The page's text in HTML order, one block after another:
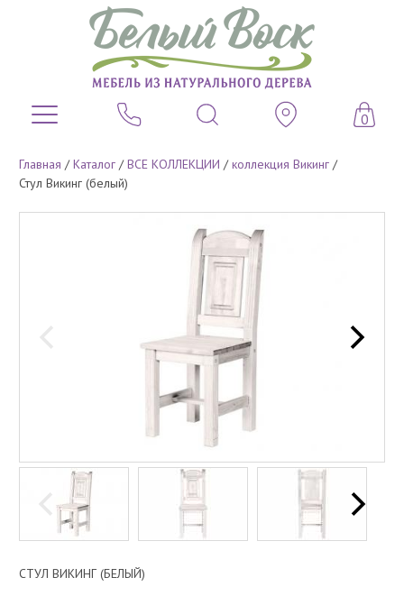
0
Главная /Каталог /ВСЕ КОЛЛЕКЦИИ /коллекция Викинг /
Стул Викинг (белый)
СТУЛ ВИКИНГ (БЕЛЫЙ)